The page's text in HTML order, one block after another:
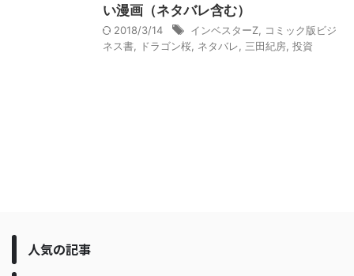
い漫画（ネタバレ含む）
2018/3/14 インベスターZ
コミック版ビジ
ネス書
ドラゴン桜 ネタバレ 三田紀房 投資
人気の記事